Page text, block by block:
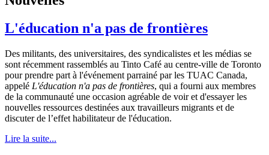
L'éducation n'a pas de frontières
Des militants, des universitaires, des syndicalistes et les médias se
sont récemment rassemblés au Tinto Café au centre-ville de Toronto
pour prendre part à l'événement parrainé par les TUAC Canada,
appelé L'éducation n'a pas de frontières, qui a fourni aux membres
de la communauté une occasion agréable de voir et d'essayer les
nouvelles ressources destinées aux travailleurs migrants et de
discuter de l’effet habilitateur de l'éducation.
Lire la suite...